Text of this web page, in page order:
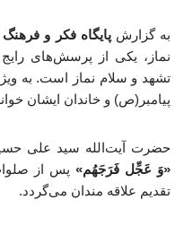
به گزارشپایگاه فکر و فرهنگ
نماز، یکی از پرسش‌های رایج
تشهد و سلام نماز است. به
پیامبر(ص) و خاندان ایشان
حضرت آیت‌الله سید علی
«وَ عَجِّل فَرَجَهُم»پس از صلوات
تقدیم علاقه مندان می‌گردد.